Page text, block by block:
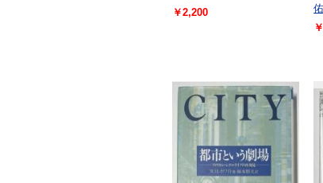
￥2,200